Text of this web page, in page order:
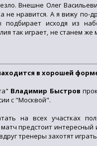
Внешне Олег
не нравится. А я вижу по-
подбирает исходя из
так играет, не станем
в хорошей
Владимир Быстров
с "Москвой".
на всех участках
предстоит
тренеры захотят